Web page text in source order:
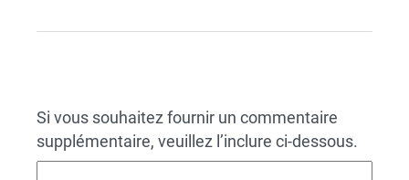
Si vous souhaitez fournir un commentaire
supplémentaire, veuillez l’inclure ci-dessous.